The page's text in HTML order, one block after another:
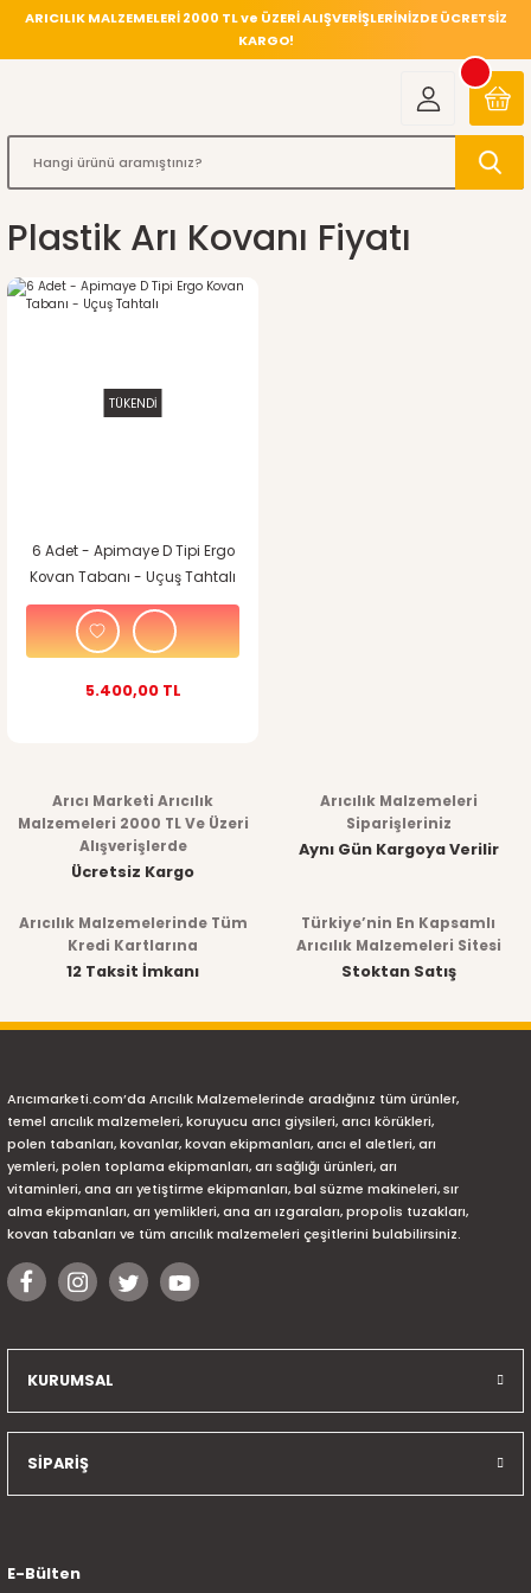
ARICILIK MALZEMELERİ 2000 TL ve ÜZERİ ALIŞVERİŞLERİNİZDE ÜCRETSİZ
KARGO!
Plastik Arı Kovanı Fiyatı
TÜKENDİ
6 Adet - Apimaye D Tipi Ergo
Kovan Tabanı - Uçuş Tahtalı
5.400,00 TL
Arıcı Marketi Arıcılık
Malzemeleri 2000 TL Ve Üzeri
Alışverişlerde
Ücretsiz Kargo
Arıcılık Malzemeleri
Siparişleriniz
Aynı Gün Kargoya Verilir
Arıcılık Malzemelerinde Tüm
Kredi Kartlarına
12 Taksit İmkanı
Türkiye’nin En Kapsamlı
Arıcılık Malzemeleri Sitesi
Stoktan Satış
Arıcımarketi.com’da Arıcılık Malzemelerinde aradığınız tüm ürünler,
temel arıcılık malzemeleri, koruyucu arıcı giysileri, arıcı körükleri,
polen tabanları, kovanlar, kovan ekipmanları, arıcı el aletleri, arı
yemleri, polen toplama ekipmanları, arı sağlığı ürünleri, arı
vitaminleri, ana arı yetiştirme ekipmanları, bal süzme makineleri, sır
alma ekipmanları, arı yemlikleri, ana arı ızgaraları, propolis tuzakları,
kovan tabanları ve tüm arıcılık malzemeleri çeşitlerini bulabilirsiniz.
KURUMSAL
SİPARİŞ
E-Bülten